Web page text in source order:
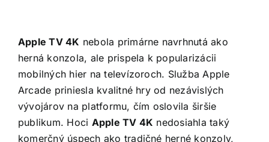
Apple TV 4K nebola primárne navrhnutá ako
herná konzola, ale prispela k popularizácii
mobilných hier na televízoroch. Služba Apple
Arcade priniesla kvalitné hry od nezávislých
vývojárov na platformu, čím oslovila širšie
publikum. Hoci Apple TV 4K nedosiahla taký
komerčný úspech ako tradičné herné konzoly,